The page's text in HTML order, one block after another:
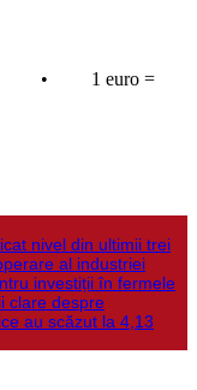
tona • 1 euro =
nivel din ultimii trei
al industriei
investiții în fermele
clare despre
au scăzut la 4,13